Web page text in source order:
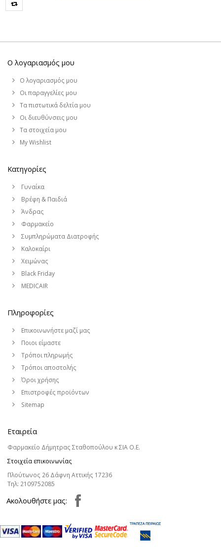
Ο λογαριασμός μου
Ο λογαριασμός μου
Οι παραγγελίες μου
Τα πιστωτικά δελτία μου
Οι διευθύνσεις μου
Τα στοιχεία μου
My Wishlist
Κατηγορίες
Γυναίκα
Βρέφη & Παιδιά
Άνδρας
Φαρμακείο
Συμπληρώματα Διατροφής
Καλοκαίρι
Χειμώνας
Black Friday
MEDICAIR
Πληροφορίες
Επικοινωνήστε μαζί μας
Ποιοι είμαστε
Τρόποι πληρωμής
Τρόποι αποστολής
Όροι χρήσης
Επιστροφές προϊόντων
Sitemap
Εταιρεία
Φαρμακείο Δήμητρας Σταθοπούλου κ ΣΙΑ Ο.Ε.
Στοιχεία επικοινωνίας
Πλούτωνος 26 Δάφνη Αττικής 17236
Τηλ: 2109752085
Aκολουθήστε μας: